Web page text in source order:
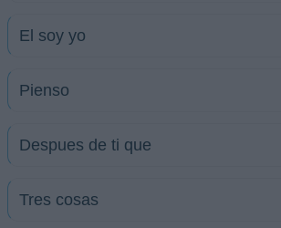
El soy yo
Pienso
Despues de ti que
Tres cosas